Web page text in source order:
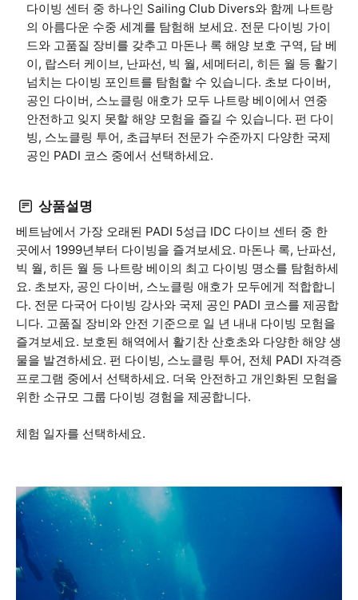
다이빙 센터 중 하나인 Sailing Club Divers와 함께 나트랑
의 아름다운 수중 세계를 탐험해 보세요. 전문 다이빙 가이
드와 고품질 장비를 갖추고 마돈나 록 해양 보호 구역, 담 베
이, 랍스터 케이브, 난파선, 빅 월, 세메터리, 히든 월 등 활기
넘치는 다이빙 포인트를 탐험할 수 있습니다. 초보 다이버,
공인 다이버, 스노클링 애호가 모두 나트랑 베이에서 연중
안전하고 잊지 못할 해양 모험을 즐길 수 있습니다. 펀 다이
빙, 스노클링 투어, 초급부터 전문가 수준까지 다양한 국제
공인 PADI 코스 중에서 선택하세요.
상품설명
베트남에서 가장 오래된 PADI 5성급 IDC 다이브 센터 중 한
곳에서 1999년부터 다이빙을 즐겨보세요. 마돈나 록, 난파선,
빅 월, 히든 월 등 나트랑 베이의 최고 다이빙 명소를 탐험하세
요. 초보자, 공인 다이버, 스노클링 애호가 모두에게 적합합니
다. 전문 다국어 다이빙 강사와 국제 공인 PADI 코스를 제공합
니다. 고품질 장비와 안전 기준으로 일 년 내내 다이빙 모험을
즐겨보세요. 보호된 해역에서 활기찬 산호초와 다양한 해양 생
물을 발견하세요. 펀 다이빙, 스노클링 투어, 전체 PADI 자격증
프로그램 중에서 선택하세요. 더욱 안전하고 개인화된 모험을
위한 소규모 그룹 다이빙 경험을 제공합니다.
체험 일자를 선택하세요.